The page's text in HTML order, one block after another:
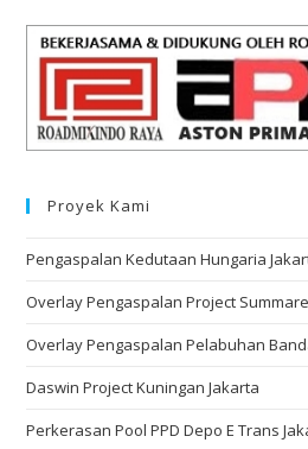
Proyek Kami
Pengaspalan Kedutaan Hungaria
Overlay Pengaspalan Project
Overlay Pengaspalan Pelabuhan
Daswin Project Kuningan Jakarta
Perkerasan Pool PPD Depo E Trans